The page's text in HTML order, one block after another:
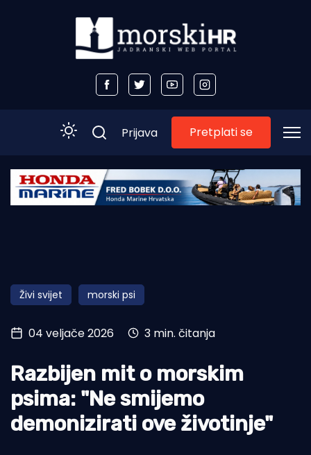
Početna
Obala
Otoci
Turizam i nautika
Pomorstvo
Ribolov
Ekologija
Prijava Pretplati se
Živi svijet morski psi
04 veljače 2026 3 min. čitanja
Razbijen mit o morskim
psima: "Ne smijemo
demonizirati ove životinje"